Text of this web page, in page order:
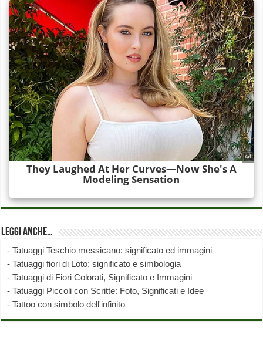
Leggi anche…
-Tatuaggi Teschio messicano: significato ed immagini
-Tatuaggi fiori di Loto: significato e simbologia
-Tatuaggi di Fiori Colorati, Significato e Immagini
-Tatuaggi Piccoli con Scritte: Foto, Significati e Idee
-Tattoo con simbolo dell'infinito